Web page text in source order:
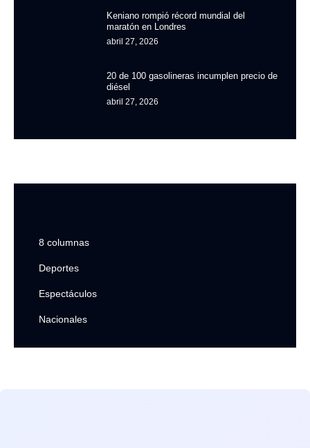
Keniano rompió récord mundial del
maratón en Londres
abril 27, 2026
20 de 100 gasolineras incumplen precio de
diésel
abril 27, 2026
8 columnas
Deportes
Espectáculos
Nacionales